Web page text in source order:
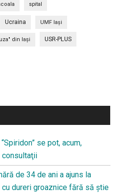
spital
Ucraina UMF Iași
din Iaşi USR-PLUS
se pot, acum,
consultaţii
de 34 de ani a ajuns la
cu dureri groaznice fără să ştie